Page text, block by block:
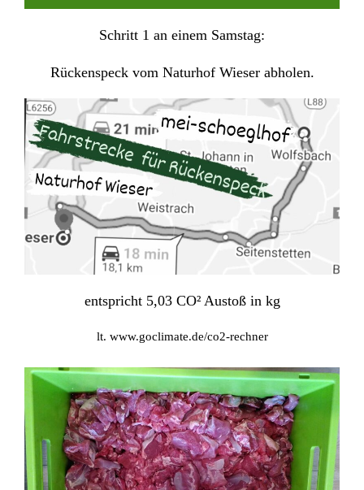
Schritt 1 an einem Samstag:
Rückenspeck vom Naturhof Wieser abholen.
entspricht 5,03 CO² Austoß in kg
lt. www.goclimate.de/co2-rechner